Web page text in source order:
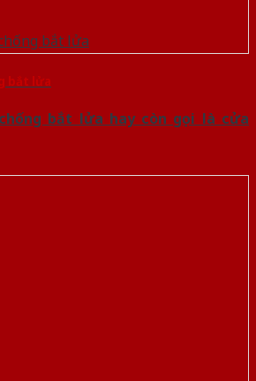
bắt lửa
bắt lửa hay còn gọi là cửa